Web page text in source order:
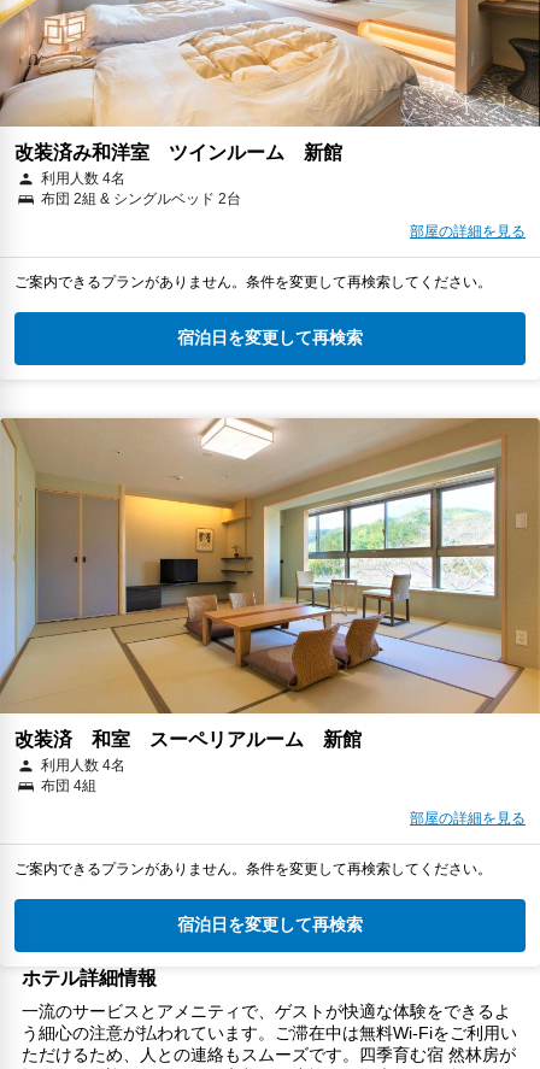
改装済み和洋室 ツインルーム 新館
利用人数 4名
布団 2組 & シングルベッド 2台
部屋の詳細を見る
ご案内できるプランがありません。条件を変更して再検索してください。
宿泊日を変更して再検索
改装済 和室 スーペリアルーム 新館
利用人数 4名
布団 4組
部屋の詳細を見る
ご案内できるプランがありません。条件を変更して再検索してください。
宿泊日を変更して再検索
ホテル詳細情報
一流のサービスとアメニティで、ゲストが快適な体験をできるよ
う細心の注意が払われています。ご滞在中は無料Wi-Fiをご利用い
ただけるため、人との連絡もスムーズです。四季育む宿 然林房が